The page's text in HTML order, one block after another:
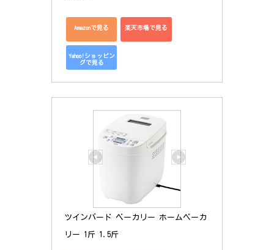
Amazonで見る 楽天市場で見る
Yahoo!ショッピン
グで見る
ツインバード ベーカリー ホームベーカ
リー 1斤 1.5斤